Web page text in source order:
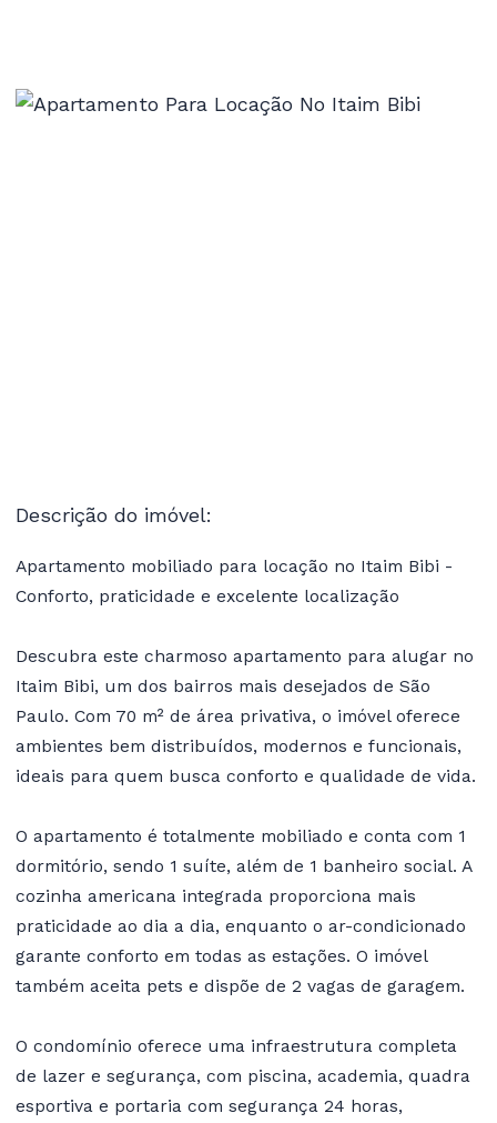
Descrição do imóvel:
Apartamento mobiliado para locação no Itaim Bibi -
Conforto, praticidade e excelente localização
Descubra este charmoso apartamento para alugar no
Itaim Bibi, um dos bairros mais desejados de São
Paulo. Com 70 m² de área privativa, o imóvel oferece
ambientes bem distribuídos, modernos e funcionais,
ideais para quem busca conforto e qualidade de vida.
O apartamento é totalmente mobiliado e conta com 1
dormitório, sendo 1 suíte, além de 1 banheiro social. A
cozinha americana integrada proporciona mais
praticidade ao dia a dia, enquanto o ar-condicionado
garante conforto em todas as estações. O imóvel
também aceita pets e dispõe de 2 vagas de garagem.
O condomínio oferece uma infraestrutura completa
de lazer e segurança, com piscina, academia, quadra
esportiva e portaria com segurança 24 horas,